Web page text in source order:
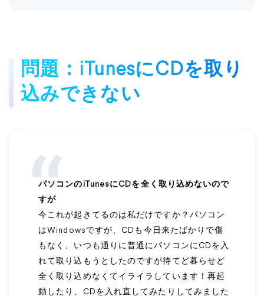
問題：iTunesにCDを取り
込みできない
パソコンのiTunesにCDを全く取り込めないので
すが
今これが起きてるのは私だけですか？パソコン
はWindowsですが、CDも今日来たばかりで傷
もなく、いつも通りに普通にパソコンにCDを入
れて取り込もうとしたのですが待てど暮らせど
全く取り込めなくてイライラしています！再起
動したり、CDを入れ直してみたりしてみました